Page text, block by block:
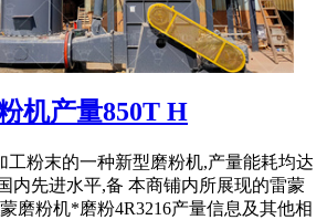
机产量850T H
工粉末的一种新型磨粉机,产量能耗均达
内先进水平,备 本商铺内所展现的雷蒙
磨粉机*磨粉4R3216产量信息及其他相